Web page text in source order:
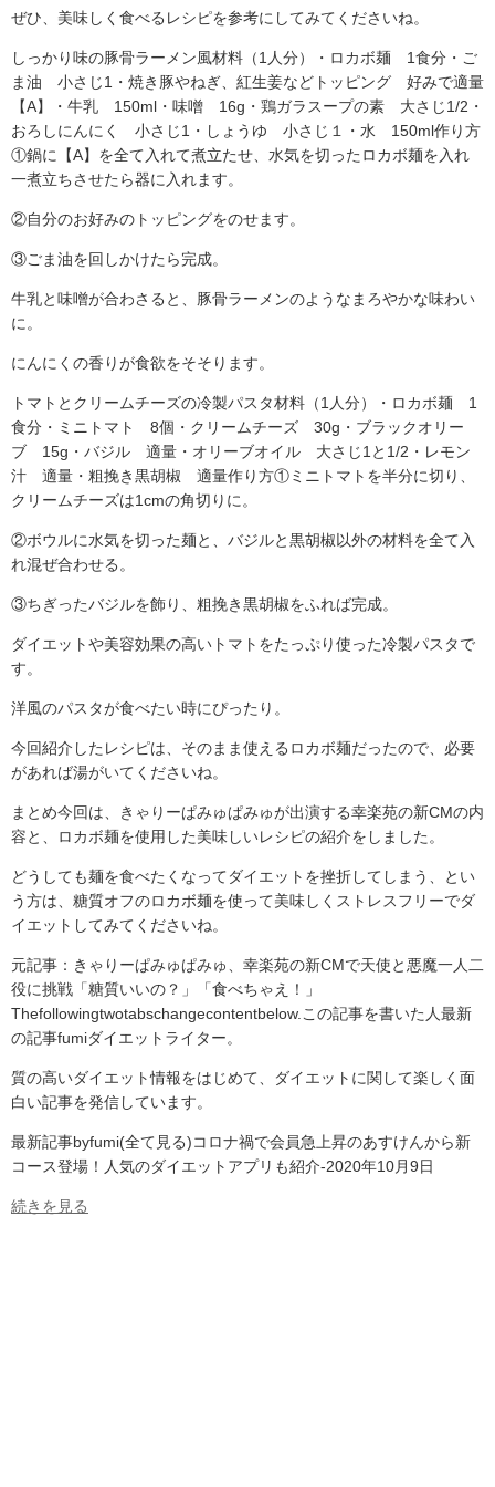
ぜひ、美味しく食べるレシピを参考にしてみてくださいね。
しっかり味の豚骨ラーメン風材料（1人分）・ロカボ麺 1食分・ご
ま油 小さじ1・焼き豚やねぎ、紅生姜などトッピング 好みで適量
【A】・牛乳 150ml・味噌 16g・鶏ガラスープの素 大さじ1/2・
おろしにんにく 小さじ1・しょうゆ 小さじ１・水 150ml作り方
①鍋に【A】を全て入れて煮立たせ、水気を切ったロカボ麺を入れ
一煮立ちさせたら器に入れます。
②自分のお好みのトッピングをのせます。
③ごま油を回しかけたら完成。
牛乳と味噌が合わさると、豚骨ラーメンのようなまろやかな味わい
に。
にんにくの香りが食欲をそそります。
トマトとクリームチーズの冷製パスタ材料（1人分）・ロカボ麺 1
食分・ミニトマト 8個・クリームチーズ 30g・ブラックオリー
ブ 15g・バジル 適量・オリーブオイル 大さじ1と1/2・レモン
汁 適量・粗挽き黒胡椒 適量作り方①ミニトマトを半分に切り、
クリームチーズは1cmの角切りに。
②ボウルに水気を切った麺と、バジルと黒胡椒以外の材料を全て入
れ混ぜ合わせる。
③ちぎったバジルを飾り、粗挽き黒胡椒をふれば完成。
ダイエットや美容効果の高いトマトをたっぷり使った冷製パスタで
す。
洋風のパスタが食べたい時にぴったり。
今回紹介したレシピは、そのまま使えるロカボ麺だったので、必要
があれば湯がいてくださいね。
まとめ今回は、きゃりーぱみゅぱみゅが出演する幸楽苑の新CMの内
容と、ロカボ麺を使用した美味しいレシピの紹介をしました。
どうしても麺を食べたくなってダイエットを挫折してしまう、とい
う方は、糖質オフのロカボ麺を使って美味しくストレスフリーでダ
イエットしてみてくださいね。
元記事：きゃりーぱみゅぱみゅ、幸楽苑の新CMで天使と悪魔一人二
役に挑戦「糖質いいの？」「食べちゃえ！」
Thefollowingtwotabschangecontentbelow.この記事を書いた人最新
の記事fumiダイエットライター。
質の高いダイエット情報をはじめて、ダイエットに関して楽しく面
白い記事を発信しています。
最新記事byfumi(全て見る)コロナ禍で会員急上昇のあすけんから新
コース登場！人気のダイエットアプリも紹介-2020年10月9日
続きを見る